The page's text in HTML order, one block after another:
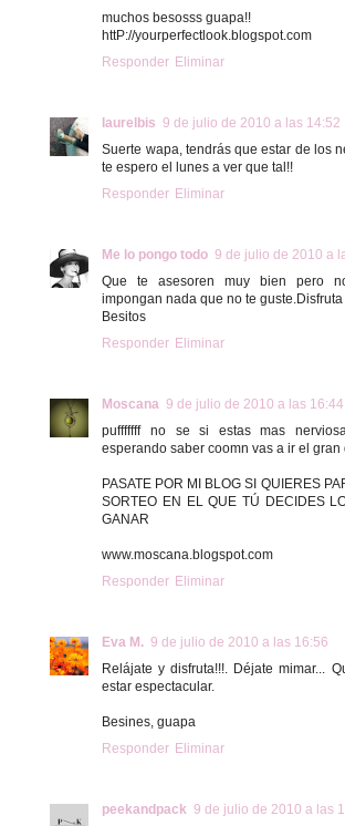
muchos besosss guapa!!
httP://yourperfectlook.blogspot.com
Responder Eliminar
laurelbis 9 de julio de 2010 a las 14:52
Suerte wapa, tendrás que estar de los
te espero el lunes a ver que tal!!
Responder Eliminar
Me lo pongo todo 9 de julio de 2010 a
Que te asesoren muy bien pero
impongan nada que no te guste.Disfruta
Besitos
Responder Eliminar
Moscana 9 de julio de 2010 a las 16:44
pufffffff no se si estas mas
esperando saber coomn vas a ir el gran
PASATE POR MI BLOG SI QUIERES
SORTEO EN EL QUE TÚ DECIDES
GANAR
www.moscana.blogspot.com
Responder Eliminar
Eva M. 9 de julio de 2010 a las 16:56
Relájate y disfruta!!!. Déjate mimar...
estar espectacular.
Besines, guapa
Responder Eliminar
peekandpack 9 de julio de 2010 a las